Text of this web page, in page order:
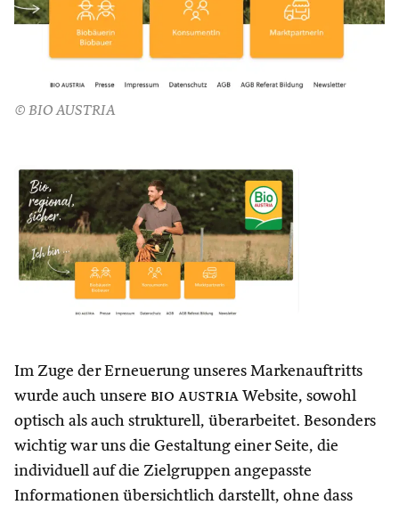
© BIO AUSTRIA
Im Zuge der Erneuerung unseres Markenauftritts
wurde auch unsere bio austria Website, sowohl
optisch als auch strukturell, überarbeitet. Besonders
wichtig war uns die Gestaltung einer Seite, die
individuell auf die Zielgruppen angepasste
Informationen übersichtlich darstellt, ohne dass